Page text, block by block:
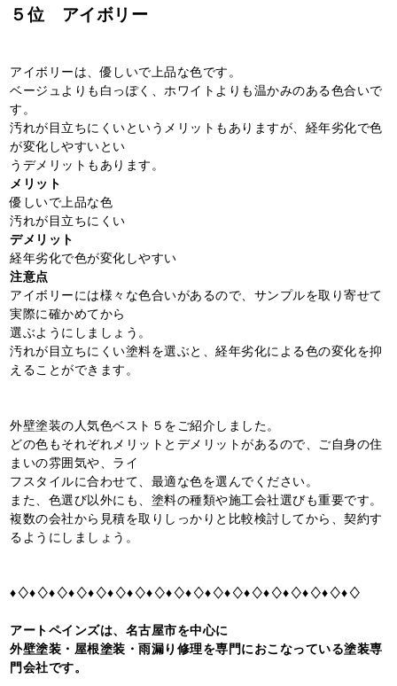
５位 アイボリー
アイボリーは、優しいで上品な色です。
ベージュよりも白っぽく、ホワイトよりも温かみのある色合いで
す。
汚れが目立ちにくいというメリットもありますが、経年劣化で色
が変化しやすいとい
うデメリットもあります。
メリット
優しいで上品な色
汚れが目立ちにくい
デメリット
経年劣化で色が変化しやすい
注意点
アイボリーには様々な色合いがあるので、サンプルを取り寄せて
実際に確かめてから
選ぶようにしましょう。
汚れが目立ちにくい塗料を選ぶと、経年劣化による色の変化を抑
えることができます。
外壁塗装の人気色ベスト５をご紹介しました。
どの色もそれぞれメリットとデメリットがあるので、ご自身の住
まいの雰囲気や、ライ
フスタイルに合わせて、最適な色を選んでください。
また、色選び以外にも、塗料の種類や施工会社選びも重要です。
複数の会社から見積を取りしっかりと比較検討してから、契約す
るようにしましょう。
♦♢♦♢♦♢♦♢♦♢♦♢♦♢♦♢♦♢♦♢♦♢♦♢♦♢♦♢♦♢♦♢♦♢♦♢
アートペインズは、名古屋市を中心に
外壁塗装・屋根塗装・雨漏り修理を専門におこなっている塗装専
門会社です。